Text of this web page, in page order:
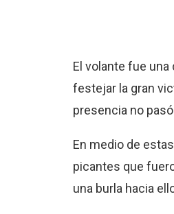
El volante fue
festejar la gran
presencia no
En medio de
picantes que
una burla hacia